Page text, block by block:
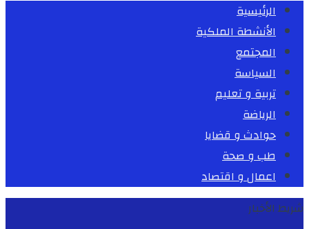
الرئيسية
الأنشطة الملكية
المجتمع
السياسة
تربية و تعليم
الرياضة
حوادث و قضايا
طب و صحة
اعمال و اقتصاد
شريط الأخبار